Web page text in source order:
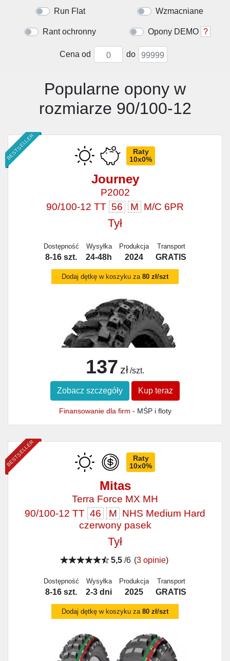
Run Flat Wzmacniane
Rant ochronny Opony DEMO ?
Cena od do
Popularne opony w
rozmiarze 90/100-12
BESTSELLER
Raty
10x0%
Journey
P2002
90/100-12 TT 56 M M/C 6PR
Tył
Dostępność
8-16 szt.
Wysyłka
24-48h
Produkcja
2024
Transport
GRATIS
Dodaj dętkę w koszyku za 80 zł/szt
137 zł /szt.
Zobacz szczegóły Kup teraz
Finansowanie dla firm - MŚP i floty
BESTSELLER
Raty
10x0%
Mitas
Terra Force MX MH
90/100-12 TT 46 M NHS Medium Hard
czerwony pasek
Tył
5,5/6 (3 opinie)
Dostępność
8-16 szt.
Wysyłka
2-3 dni
Produkcja
2025
Transport
GRATIS
Dodaj dętkę w koszyku za 80 zł/szt